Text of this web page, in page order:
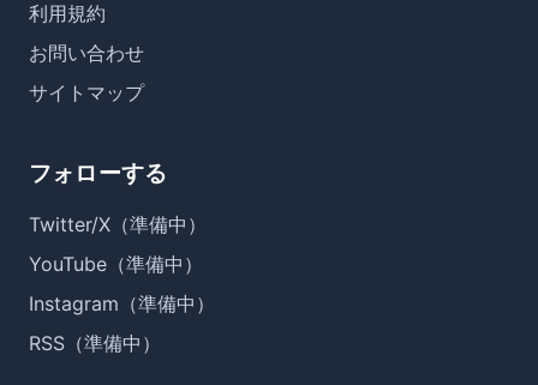
利用規約
お問い合わせ
サイトマップ
フォローする
Twitter/X（準備中）
YouTube（準備中）
Instagram（準備中）
RSS（準備中）